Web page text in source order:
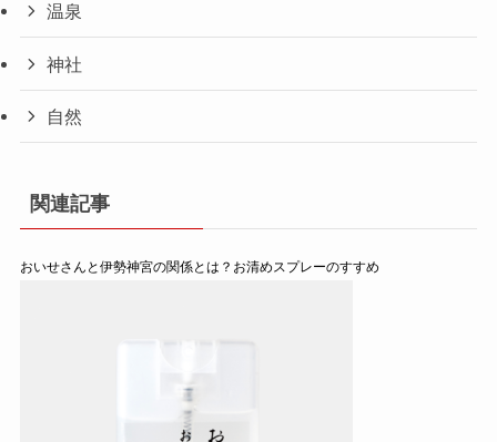
温泉
神社
自然
関連記事
おいせさんと伊勢神宮の関係とは？お清めスプレーのすすめ